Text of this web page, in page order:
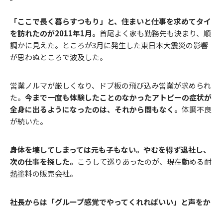
「ここで長く暮らすつもり」と、住まいと仕事を求めてタイ
を訪れたのが2011年1月。 首尾よく家も勤務先も決まり、順
調かに見えた。ところが3月に発生した東日本大震災の影響
が思わぬところで波及した。
営業ノルマが厳しくなり、ドブ板の飛び込み営業が求められ
た。 今まで一度も体験したことのなかったアトピーの症状が
全身に出るようになったのは、それから間もなく。 体調不良
が続いた。
身体を壊してしまっては元も子もない。やむを得ず退社し、
次の仕事を探した。 こうして巡りあったのが、現在勤める耐
熱塗料の販売会社。
社長からは「グループ感覚でやってくれればいい」と声をか